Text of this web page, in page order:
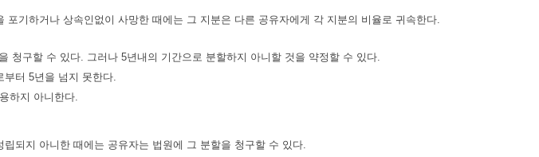
포기하거나 상속인없이 사망한 때에는 그 지분은 다른 공유자에게 각 지분의 비율로 귀속한다.
청구할 수 있다. 그러나 5년내의 기간으로 분할하지 아니할 것을 약정할 수 있다.
터 5년을 넘지 못한다.
하지 아니한다.
되지 아니한 때에는 공유자는 법원에 그 분할을 청구할 수 있다.